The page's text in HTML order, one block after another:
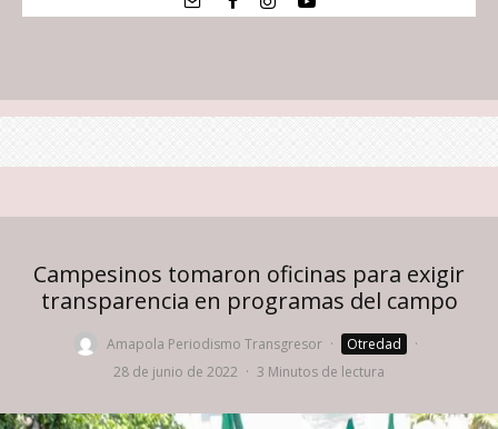
Campesinos tomaron oficinas para exigir
transparencia en programas del campo
Amapola Periodismo Transgresor · Otredad
·
28 de junio de 2022 · 3 Minutos de lectura